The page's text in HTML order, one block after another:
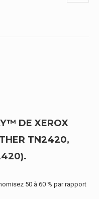
DE XEROX
TN2420,
50 à 60 % par rapport